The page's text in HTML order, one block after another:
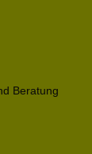
Beratung